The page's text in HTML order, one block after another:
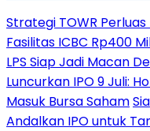
Strategi TOWR
Fasilitas ICBC Rp400
LPS Siap Jadi Macan
Luncurkan IPO 9 Juli:
Masuk Bursa Saham
Andalkan IPO untuk